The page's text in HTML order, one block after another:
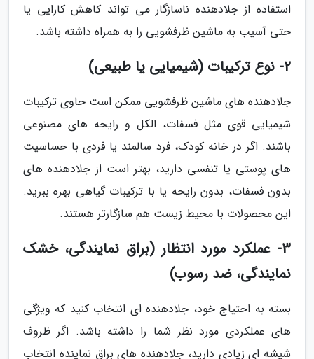
استفاده از جلادهنده ناسازگار می تواند کاهش کارایی یا
حتی آسیب به ماشین ظرفشویی را به همراه داشته باشد.
2- نوع ترکیبات (شیمیایی یا طبیعی)
جلادهنده های ماشین ظرفشویی ممکن است حاوی ترکیبات
شیمیایی قوی مثل فسفات، الکل و رایحه های مصنوعی
باشند. اگر در خانه کودک، فرد سالمند یا فردی با حساسیت
های پوستی یا تنفسی دارید، بهتر است از جلادهنده های
بدون فسفات، بدون رایحه یا با ترکیبات گیاهی بهره ببرید.
این محصولات با محیط زیست هم سازگارتر هستند.
3- عملکرد مورد انتظار (براق نمایندگی، خشک
نمایندگی، ضد رسوب)
بسته به احتیاج خود، جلادهنده ای انتخاب کنید که ویژگی
های عملکردی مورد نظر شما را داشته باشد. اگر ظروف
شیشه ای زیادی دارید، جلادهنده های براق نماینده انتخاب